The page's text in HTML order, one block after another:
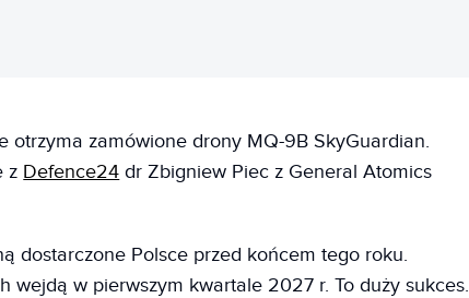
otrzyma zamówione drony MQ-9B SkyGuardian.
z Defence24 dr Zbigniew Piec z General Atomics
dostarczone Polsce przed końcem tego roku.
wejdą w pierwszym kwartale 2027 r. To duży sukces.